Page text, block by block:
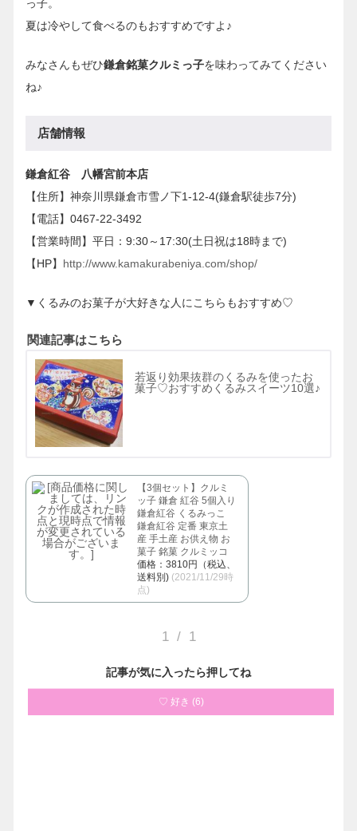
っ子。
夏は冷やして食べるのもおすすめですよ♪
みなさんもぜひ鎌倉銘菓クルミっ子を味わってみてください
ね♪
店舗情報
鎌倉紅谷 八幡宮前本店
【住所】神奈川県鎌倉市雪ノ下1-12-4(鎌倉駅徒歩7分)
【電話】0467-22-3492
【営業時間】平日：9:30～17:30(土日祝は18時まで)
【HP】 http://www.kamakurabeniya.com/shop/
▼くるみのお菓子が大好きな人にこちらもおすすめ♡
関連記事はこちら
若返り効果抜群のくるみを使ったお
菓子♡おすすめくるみスイーツ10選♪
【3個セット】クルミ
ッ子 鎌倉 紅谷 5個入り
鎌倉紅谷 くるみっこ
鎌倉紅谷 定番 東京土
産 手土産 お供え物 お
菓子 銘菓 クルミッコ
価格：3810円（税込、
送料別) (2021/11/29時
点)
1 / 1
記事が気に入ったら押してね
♡ 好き (6)